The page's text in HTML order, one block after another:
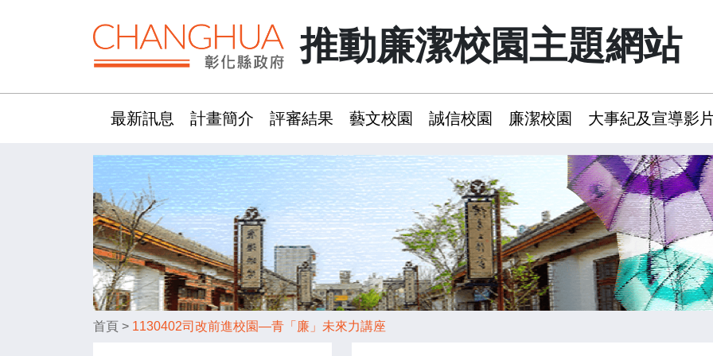
推動廉潔校園主題網站
最新訊息 計畫簡介 評審結果 藝文校園 誠信校園 廉潔校園 大事紀及宣導影
首頁 > 1130402司改前進校園—青「廉」未來力講座